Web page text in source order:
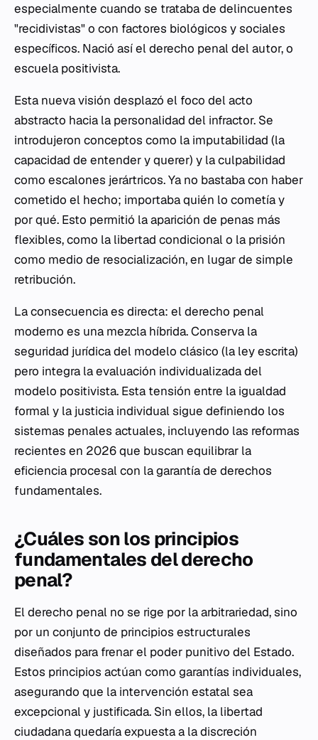
especialmente cuando se trataba de delincuentes
"recidivistas" o con factores biológicos y sociales
específicos. Nació así el derecho penal del autor, o
escuela positivista.
Esta nueva visión desplazó el foco del acto
abstracto hacia la personalidad del infractor. Se
introdujeron conceptos como la imputabilidad (la
capacidad de entender y querer) y laculpabilidad
como escalones jerártricos. Ya no bastaba con haber
cometido el hecho; importabaquién lo cometía y
por qué. Esto permitió la aparición de penas más
flexibles, como la libertad condicional o la prisión
como medio de resocialización, en lugar de simple
retribución.
La consecuencia es directa: el derecho penal
moderno es una mezcla híbrida. Conserva la
seguridad jurídica del modelo clásico (la ley escrita)
pero integra la evaluación individualizada del
modelo positivista. Esta tensión entre la igualdad
formal y la justicia individual sigue definiendo los
sistemas penales actuales, incluyendo las reformas
recientes en 2026 que buscan equilibrar la
eficiencia procesal con la garantía de derechos
fundamentales.
¿Cuáles son los principios
fundamentales del derecho
penal?
El derecho penal no se rige por la arbitrariedad, sino
por un conjunto de principios estructurales
diseñados para frenar el poder punitivo del Estado.
Estos principios actúan como garantías individuales,
asegurando que la intervención estatal sea
excepcional y justificada. Sin ellos, la libertad
ciudadana quedaría expuesta a la discreción